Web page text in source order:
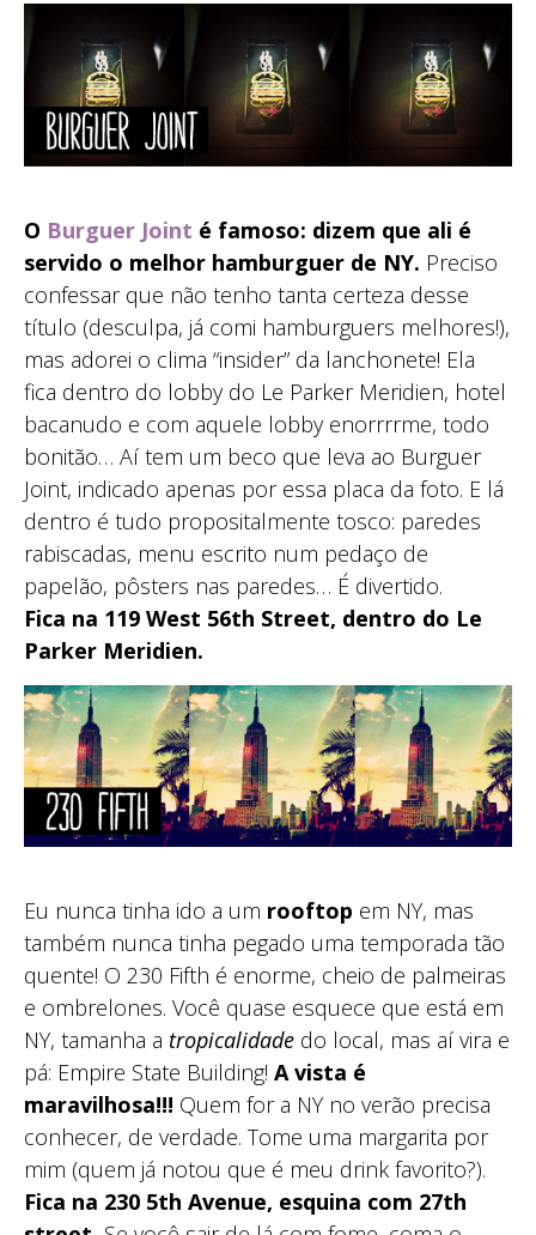
O Burguer Joint é famoso: dizem que ali é
servido o melhor hamburguer de NY. Preciso
confessar que não tenho tanta certeza desse
título (desculpa, já comi hamburguers melhores!),
mas adorei o clima “insider” da lanchonete! Ela
fica dentro do lobby do Le Parker Meridien, hotel
bacanudo e com aquele lobby enorrrrme, todo
bonitão… Aí tem um beco que leva ao Burguer
Joint, indicado apenas por essa placa da foto. E lá
dentro é tudo propositalmente tosco: paredes
rabiscadas, menu escrito num pedaço de
papelão, pôsters nas paredes… É divertido.
Fica na 119 West 56th Street, dentro do Le
Parker Meridien.
Eu nunca tinha ido a um rooftop em NY, mas
também nunca tinha pegado uma temporada tão
quente! O 230 Fifth é enorme, cheio de palmeiras
e ombrelones. Você quase esquece que está em
NY, tamanha a tropicalidade do local, mas aí vira e
pá: Empire State Building! A vista é
maravilhosa!!! Quem for a NY no verão precisa
conhecer, de verdade. Tome uma margarita por
mim (quem já notou que é meu drink favorito?).
Fica na 230 5th Avenue, esquina com 27th